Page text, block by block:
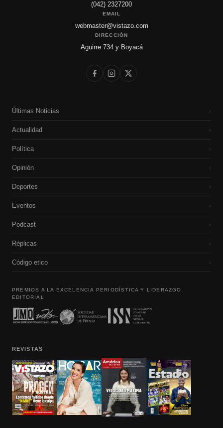
(042) 2327200
EMAIL
webmaster@vistazo.com
DIRECCIÓN
Aguirre 734 y Boyacá
Últimas Noticias ›
Actualidad ›
Política ›
Opinión ›
Deportes ›
Eventos ›
Podcast ›
Réplicas ›
Código etico ›
PREMIOS A LA EXCELENCIA PERIODÍSTICA Y LIDERAZGO
EDITORIAL
REVISTAS